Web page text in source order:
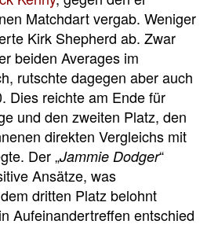
Matchdart vergab. Weniger
Kirk Shepherd ab. Zwar
beiden Averages im
rutschte dagegen aber auch
Dies reichte am Ende für
und den zweiten Platz, den
direkten Vergleichs mit
Der „Jammie Dodger“
Ansätze, was
dritten Platz belohnt
Aufeinandertreffen entschied